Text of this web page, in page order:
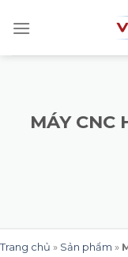
MÁY CNC
Trang chủ » Sản phẩm »